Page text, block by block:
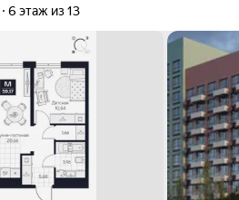
6 этаж из 13